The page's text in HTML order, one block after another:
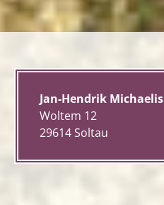
Jan-Hendrik Michaelis
Woltem 12
29614 Soltau